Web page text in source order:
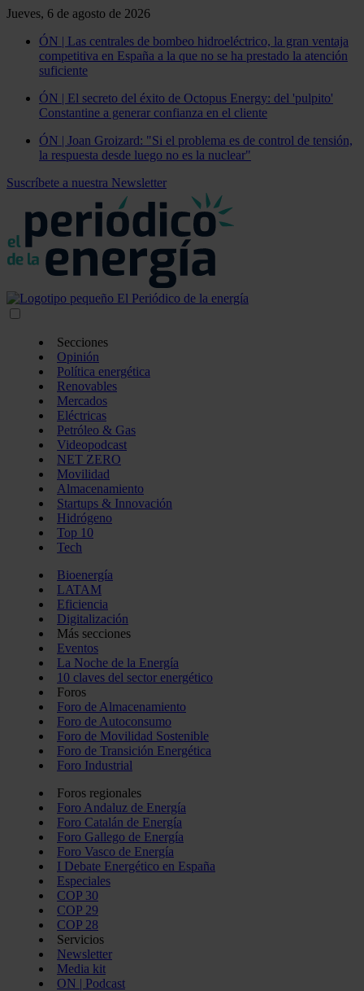
Jueves, 6 de agosto de 2026
ÓN | Las centrales de bombeo hidroeléctrico, la gran ventaja
competitiva en España a la que no se ha prestado la atención
suficiente
ÓN | El secreto del éxito de Octopus Energy: del 'pulpito'
Constantine a generar confianza en el cliente
ÓN | Joan Groizard: "Si el problema es de control de tensión,
la respuesta desde luego no es la nuclear"
Suscríbete a nuestra Newsletter
Secciones
Opinión
Política energética
Renovables
Mercados
Eléctricas
Petróleo & Gas
Videopodcast
NET ZERO
Movilidad
Almacenamiento
Startups & Innovación
Hidrógeno
Top 10
Tech
Bioenergía
LATAM
Eficiencia
Digitalización
Más secciones
Eventos
La Noche de la Energía
10 claves del sector energético
Foros
Foro de Almacenamiento
Foro de Autoconsumo
Foro de Movilidad Sostenible
Foro de Transición Energética
Foro Industrial
Foros regionales
Foro Andaluz de Energía
Foro Catalán de Energía
Foro Gallego de Energía
Foro Vasco de Energía
I Debate Energético en España
Especiales
COP 30
COP 29
COP 28
Servicios
Newsletter
Media kit
ON | Podcast